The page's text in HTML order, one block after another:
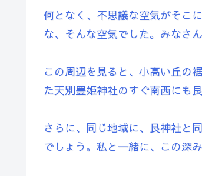
何となく、不思議な空気がそこ
な、そんな空気でした。みなさ
この周辺を見ると、小高い丘の
た天別豊姫神社のすぐ南西にも
さらに、同じ地域に、艮神社と
でしょう。私と一緒に、この深